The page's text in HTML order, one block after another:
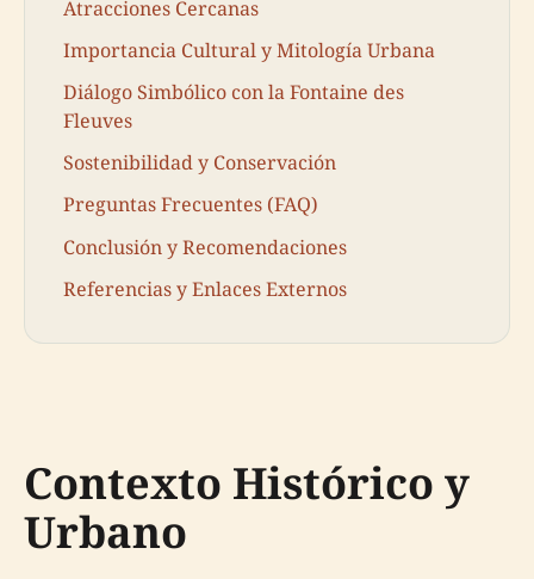
Atracciones Cercanas
Importancia Cultural y Mitología Urbana
Diálogo Simbólico con la Fontaine des
Fleuves
Sostenibilidad y Conservación
Preguntas Frecuentes (FAQ)
Conclusión y Recomendaciones
Referencias y Enlaces Externos
Contexto Histórico y
Urbano